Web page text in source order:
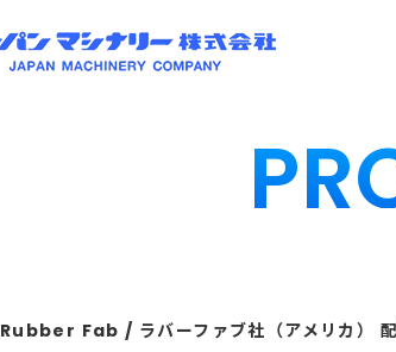
Rubber Fab / ラバーファブ社（アメリカ）